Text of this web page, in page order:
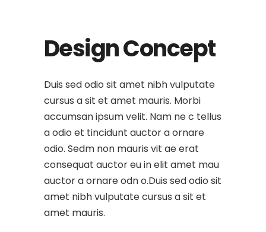
Design Concept
Duis sed odio sit amet nibh vulputate
cursus a sit et amet mauris. Morbi
accumsan ipsum velit. Nam ne c tellus
a odio et tincidunt auctor a ornare
odio. Sedm non mauris vit ae erat
consequat auctor eu in elit amet mau
auctor a ornare odn o.Duis sed odio sit
amet nibh vulputate cursus a sit et
amet mauris.